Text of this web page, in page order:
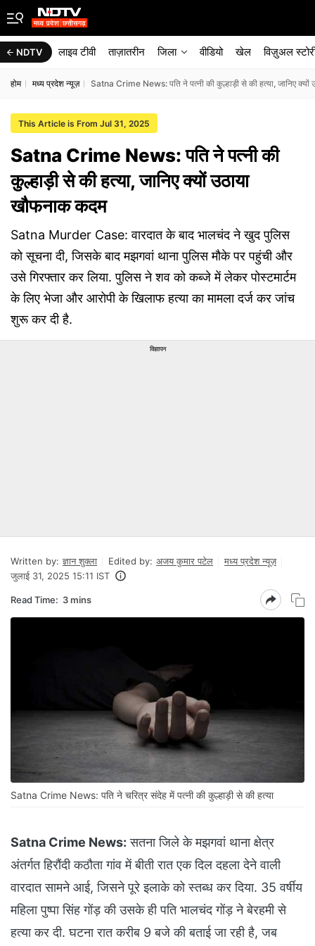
NDTV लाइव टीवी ताज़ातरीन जिला वीडियो खेल विज़ुअल
होम मध्य प्रदेश न्यूज़ Satna Crime News: पति ने पत्नी की कुल्हाड़ी से की हत्या, जानिए क्यों
This Article is From Jul 31, 2025
Satna Crime News: पति ने पत्नी की
कुल्हाड़ी से की हत्या, जानिए क्यों उठाया
खौफनाक कदम
Satna Murder Case: वारदात के बाद भालचंद ने खुद पुलिस
को सूचना दी, जिसके बाद मझगवां थाना पुलिस मौके पर पहुंची और
उसे गिरफ्तार कर लिया. पुलिस ने शव को कब्जे में लेकर पोस्टमार्टम
के लिए भेजा और आरोपी के खिलाफ हत्या का मामला दर्ज कर जांच
शुरू कर दी है.
विज्ञापन
Written by: ज्ञान शुक्ला Edited by: अजय कुमार पटेल
मध्य प्रदेश न्यूज़
जुलाई 31, 2025 15:11 IST
Read Time: 3 mins
Satna Crime News: पति ने चरित्र संदेह में पत्नी की कुल्हाड़ी से की हत्या
Satna Crime News: सतना जिले के मझगवां थाना क्षेत्र
अंतर्गत हिरौंदी कठौता गांव में बीती रात एक दिल दहला देने वाली
वारदात सामने आई, जिसने पूरे इलाके को स्तब्ध कर दिया. 35 वर्षीय
महिला पुष्पा सिंह गोंड़ की उसके ही पति भालचंद गोंड़ ने बेरहमी से
हत्या कर दी. घटना रात करीब 9 बजे की बताई जा रही है, जब